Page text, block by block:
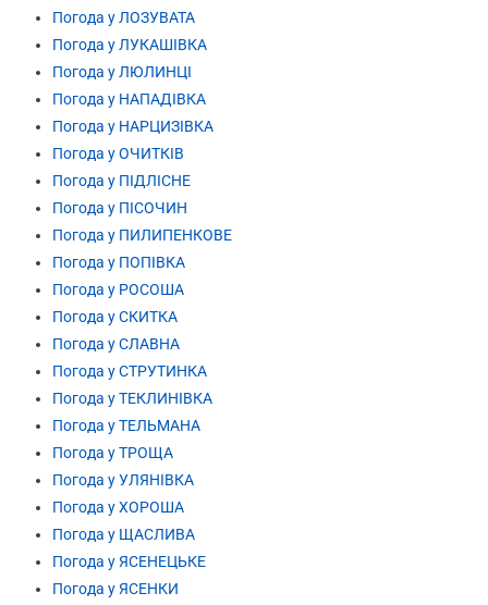
Погода у ЛОЗУВАТА
Погода у ЛУКАШІВКА
Погода у ЛЮЛИНЦІ
Погода у НАПАДІВКА
Погода у НАРЦИЗІВКА
Погода у ОЧИТКІВ
Погода у ПІДЛІСНЕ
Погода у ПІСОЧИН
Погода у ПИЛИПЕНКОВЕ
Погода у ПОПІВКА
Погода у РОСОША
Погода у СКИТКА
Погода у СЛАВНА
Погода у СТРУТИНКА
Погода у ТЕКЛИНІВКА
Погода у ТЕЛЬМАНА
Погода у ТРОЩА
Погода у УЛЯНІВКА
Погода у ХОРОША
Погода у ЩАСЛИВА
Погода у ЯСЕНЕЦЬКЕ
Погода у ЯСЕНКИ